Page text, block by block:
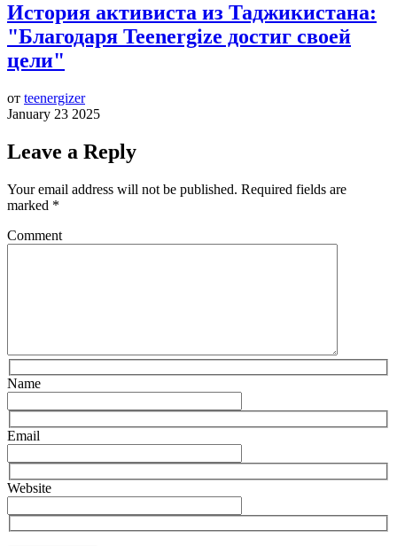
История активиста из Таджикистана:
"Благодаря Teenergize достиг своей
цели"
от teenergizer
January 23 2025
Leave a Reply
Your email address will not be published. Required fields are
marked *
Comment
Name
Email
Website